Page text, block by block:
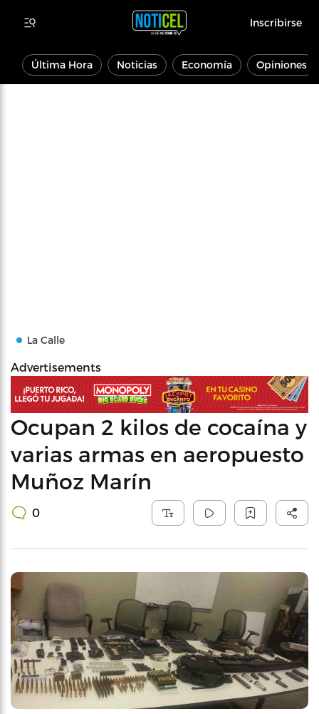
Inscribirse
Última Hora Noticias Economía Opiniones
La Calle
Advertisements
Ocupan 2 kilos de cocaína y
varias armas en aeropuesto
Muñoz Marín
0